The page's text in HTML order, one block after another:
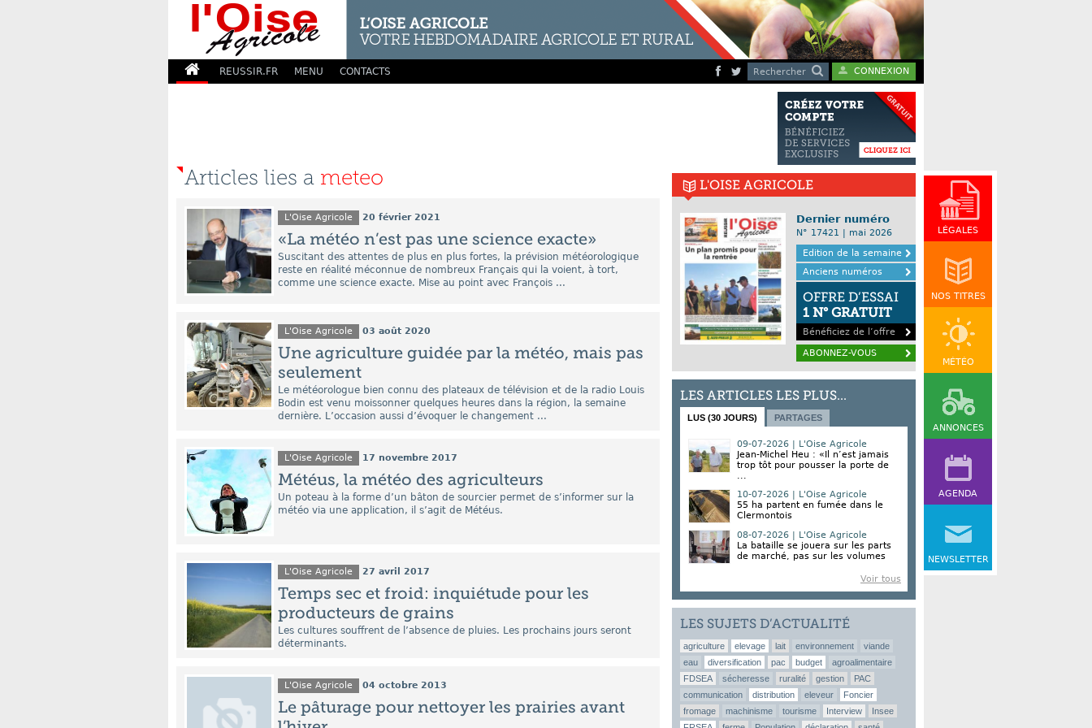
REUSSIR.FR MENU CONTACTS Rechercher CONNEXION
LÉGALES
NOS TITRES
MÉTÉO
ANNONCES
AGENDA
NEWSLETTER
Articles lies a meteo
L'Oise Agricole 20 février 2021
«La météo n’est pas une science exacte»
Suscitant des attentes de plus en plus fortes, la prévision météorologique
reste en réalité méconnue de nombreux Français qui la voient, à tort,
comme une science exacte. Mise au point avec François ...
L'Oise Agricole 03 août 2020
Une agriculture guidée par la météo, mais pas
seulement
Le météorologue bien connu des plateaux de télévision et de la radio Louis
Bodin est venu moissonner quelques heures dans la région, la semaine
dernière. L’occasion aussi d’évoquer le changement ...
L'Oise Agricole 17 novembre 2017
Météus, la météo des agriculteurs
Un poteau à la forme d’un bâton de sourcier permet de s’informer sur la
météo via une application, il s’agit de Météus.
L'Oise Agricole 27 avril 2017
Temps sec et froid: inquiétude pour les
producteurs de grains
Les cultures souffrent de l’absence de pluies. Les prochains jours seront
déterminants.
L'Oise Agricole 04 octobre 2013
Le pâturage pour nettoyer les prairies avant
L'OISE AGRICOLE
Dernier numéro
N° 17421 | mai 2026
Edition de la semaine
Anciens numéros
OFFRE D’ESSAI
1 N° GRATUIT
Bénéficiez de l’offre
ABONNEZ-VOUS
LES ARTICLES LES PLUS...
LUS (30 JOURS) PARTAGES
09-07-2026 | L'Oise Agricole
Jean-Michel Heu : «Il n’est jamais
trop tôt pour pousser la porte de
...
10-07-2026 | L'Oise Agricole
55 ha partent en fumée dans le
Clermontois
08-07-2026 | L'Oise Agricole
La bataille se jouera sur les parts
de marché, pas sur les volumes
Voir tous
LES SUJETS D’ACTUALITÉ
agriculture elevage lait environnement
viande
eau
diversification pac budget
agroalimentaire
FDSEA
sécheresse ruralité gestion
PAC
communication
distribution eleveur
Foncier
fromage
machinisme tourisme Interview
Insee